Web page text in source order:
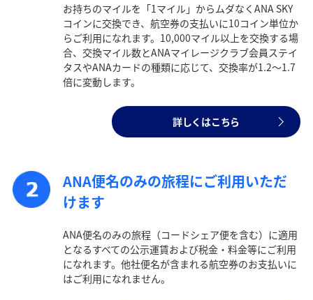
復路出発日および時間帯
日付を選択
経由地および乗り継ぎ所要時間を追加する
1人
お持ちのマイルを「1マイル」からムダなくANA SKY
コインに交換でき、航空券の支払いに10コイン単位か
らご利用になれます。10,000マイル以上を交換する場
合、交換マイル数とANAマイレージクラブ会員ステイ
タスやANAカードの種類に応じて、交換率が1.2～1.7
倍に変動します。
詳しくはこちら
ANA便名のみの旅程にご利用いただ
けます
ANA便名のみの旅程（コードシェア便を含む）に適用
となるすべての公示運賃および税金・料金等にご利用
になれます。他社便名が含まれる航空券のお支払いに
はご利用になれません。